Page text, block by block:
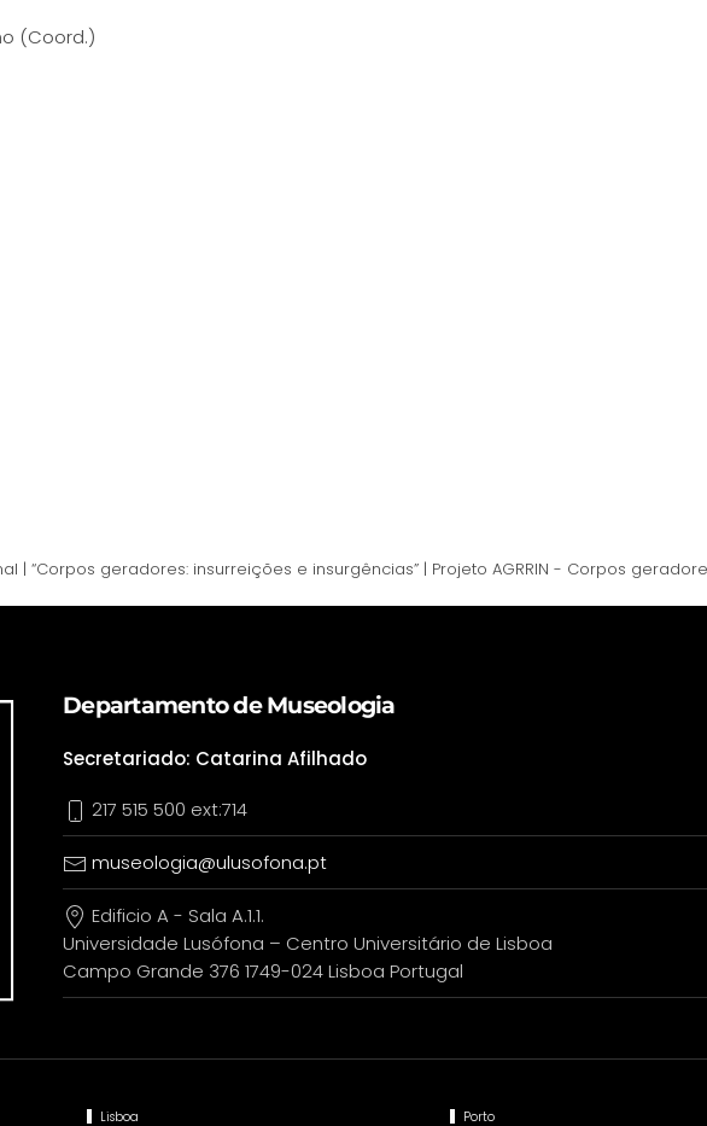
(Coord.)
| “Corpos geradores: insurreições e insurgências” | Projeto AGRRIN - Corpos
Departamento de Museologia
Secretariado: Catarina Afilhado
217 515 500 ext:714
museologia@ulusofona.pt
Edificio A - Sala A.1.1.
Universidade Lusófona – Centro Universitário de Lisboa
Campo Grande 376 1749-024 Lisboa Portugal
Lisboa Porto